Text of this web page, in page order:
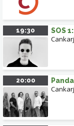
19:30 SOS
20:00